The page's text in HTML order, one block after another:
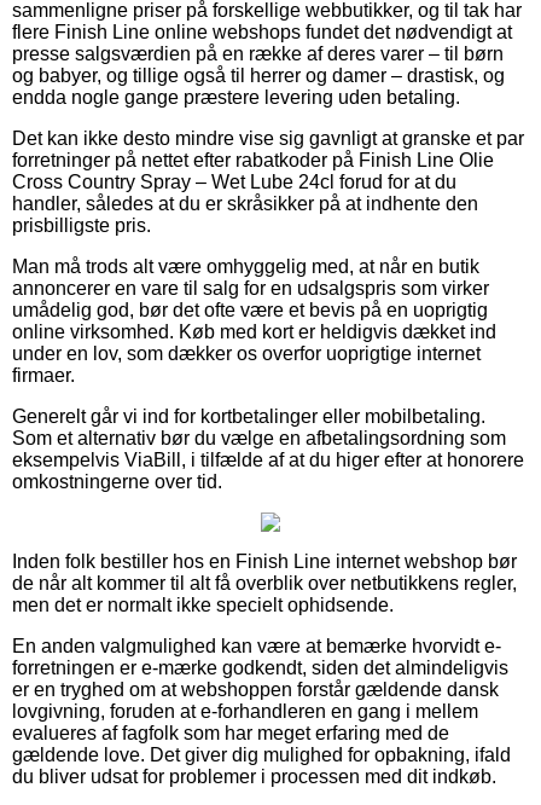
sammenligne priser på forskellige webbutikker, og til tak har
flere Finish Line online webshops fundet det nødvendigt at
presse salgsværdien på en række af deres varer – til børn
og babyer, og tillige også til herrer og damer – drastisk, og
endda nogle gange præstere levering uden betaling.
Det kan ikke desto mindre vise sig gavnligt at granske et par
forretninger på nettet efter rabatkoder på Finish Line Olie
Cross Country Spray – Wet Lube 24cl forud for at du
handler, således at du er skråsikker på at indhente den
prisbilligste pris.
Man må trods alt være omhyggelig med, at når en butik
annoncerer en vare til salg for en udsalgspris som virker
umådelig god, bør det ofte være et bevis på en uoprigtig
online virksomhed. Køb med kort er heldigvis dækket ind
under en lov, som dækker os overfor uoprigtige internet
firmaer.
Generelt går vi ind for kortbetalinger eller mobilbetaling.
Som et alternativ bør du vælge en afbetalingsordning som
eksempelvis ViaBill, i tilfælde af at du higer efter at honorere
omkostningerne over tid.
Inden folk bestiller hos en Finish Line internet webshop bør
de når alt kommer til alt få overblik over netbutikkens regler,
men det er normalt ikke specielt ophidsende.
En anden valgmulighed kan være at bemærke hvorvidt e-
forretningen er e-mærke godkendt, siden det almindeligvis
er en tryghed om at webshoppen forstår gældende dansk
lovgivning, foruden at e-forhandleren en gang i mellem
evalueres af fagfolk som har meget erfaring med de
gældende love. Det giver dig mulighed for opbakning, ifald
du bliver udsat for problemer i processen med dit indkøb.